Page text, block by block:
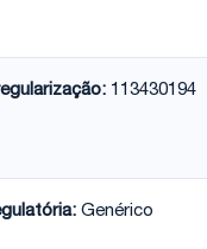
113430194
Genérico